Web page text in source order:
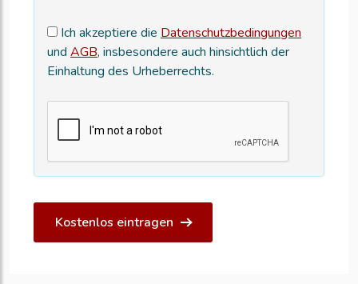
Ich akzeptiere die Datenschutzbedingungen
und AGB, insbesondere auch hinsichtlich der
Einhaltung des Urheberrechts.
Kostenlos eintragen